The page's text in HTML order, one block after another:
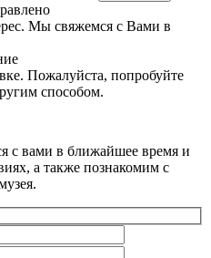
Мы свяжемся с Вами в
Пожалуйста, попробуйте
способом.
с вами в ближайшее время и
а также познакомим с